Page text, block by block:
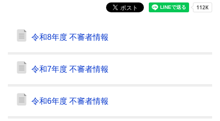
令和8年度 不審者情報
令和7年度 不審者情報
令和6年度 不審者情報